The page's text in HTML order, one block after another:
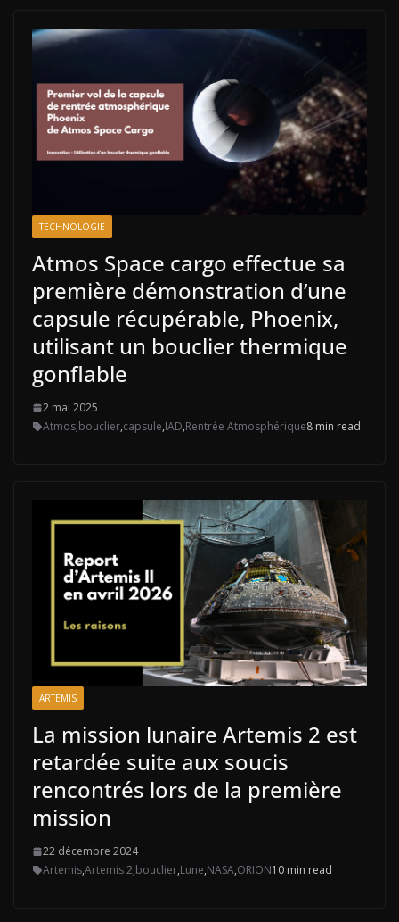
TECHNOLOGIE
Atmos Space cargo effectue sa
première démonstration d’une
capsule récupérable, Phoenix,
utilisant un bouclier thermique
gonflable
2 mai 2025
Atmos,bouclier,capsule,IAD,Rentrée Atmosphérique8 min read
ARTEMIS
La mission lunaire Artemis 2 est
retardée suite aux soucis
rencontrés lors de la première
mission
22 décembre 2024
Artemis,Artemis 2,bouclier,Lune,NASA,ORION10 min read